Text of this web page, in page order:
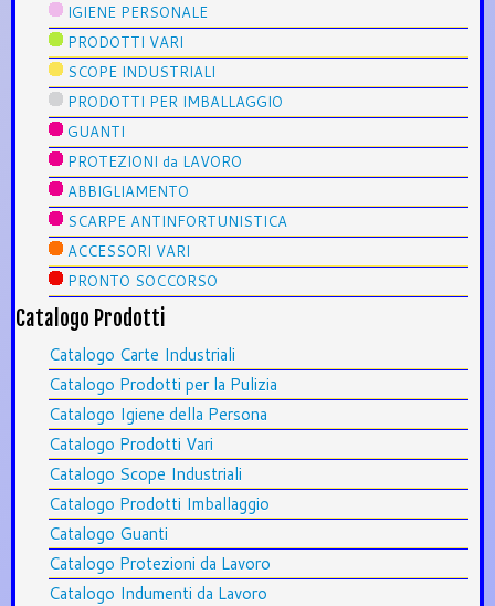
IGIENE PERSONALE
PRODOTTI VARI
SCOPE INDUSTRIALI
PRODOTTI PER IMBALLAGGIO
GUANTI
PROTEZIONI da LAVORO
ABBIGLIAMENTO
SCARPE ANTINFORTUNISTICA
ACCESSORI VARI
PRONTO SOCCORSO
Catalogo Prodotti
Catalogo Carte Industriali
Catalogo Prodotti per la Pulizia
Catalogo Igiene della Persona
Catalogo Prodotti Vari
Catalogo Scope Industriali
Catalogo Prodotti Imballaggio
Catalogo Guanti
Catalogo Protezioni da Lavoro
Catalogo Indumenti da Lavoro